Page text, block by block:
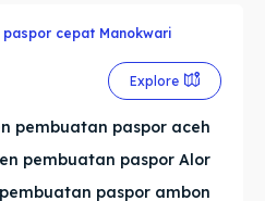
paspor cepat Manokwari
Explore
pembuatan paspor aceh
pembuatan paspor Alor
paspor ambon